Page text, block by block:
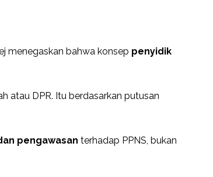
menegaskan bahwa konsep penyidik
atau DPR. Itu berdasarkan putusan
pengawasan terhadap PPNS, bukan